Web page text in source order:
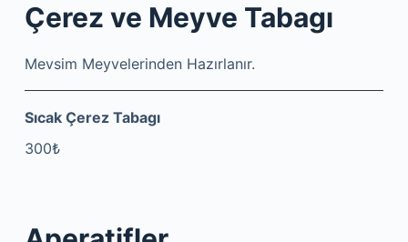
Çerez ve Meyve Tabagı
Mevsim Meyvelerinden Hazırlanır.
Sıcak Çerez Tabagı
300₺